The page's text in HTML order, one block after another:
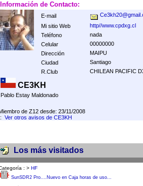
Información de Contacto:
E-mail
Mi sitio Web
http//www.cpdxg.cl
Teléfono
nada
Celular
00000000
Dirección
MAIPU
Ciudad
Santiago
R.Club
CHILEAN PACIFIC
CE3KH
Pablo Estay Maldonado
de Z12 desde: 23/11/2008
Ver otros avisos de CE3KH
Los más visitados
: > HF
SunSDR2 Pro....Nuevo en Caja horas de uso...